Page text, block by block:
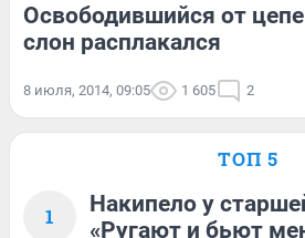
Освободившийся от
слон расплакался
8 июля, 2014, 09:05 1 605 2
ТОП 5
1
Накипело у
«Ругают и бьют